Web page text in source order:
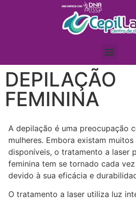
DEPILAÇÃO
FEMININA
A depilação é uma preocupação
mulheres. Embora existam
disponíveis, o tratamento a laser
feminina tem se tornado cada
devido à sua eficácia e
O tratamento a laser utiliza luz